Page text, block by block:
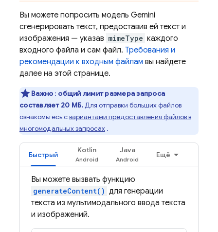
Вы можете попросить модель Gemini
сгенерировать текст, предоставив ей текст и
изображения — указав mimeType каждого
входного файла и сам файл. Требования и
рекомендации к входным файлам вы найдете
далее на этой странице.
Важно : общий лимит размера запроса
составляет 20 МБ.Для отправки больших файлов
ознакомьтесь свариантами предоставления файлов в
многомодальных запросах .
Быстрый
Kotlin Java
Ещё
Вы можете вызвать функцию
generateContent() для генерации
текста из мультимодального ввода текста
и изображений.